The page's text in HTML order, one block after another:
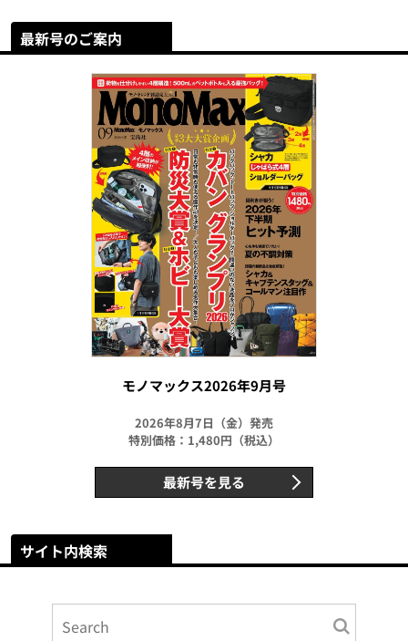
最新号のご案内
モノマックス2026年9月号
2026年8月7日（金）発売
特別価格：1,480円（税込）
最新号を見る
サイト内検索